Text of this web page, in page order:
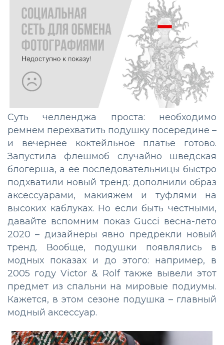
Суть челленджа проста: необходимо
ремнем перехватить подушку посередине –
и вечернее коктейльное платье готово.
Запустила флешмоб случайно шведская
блогерша, а ее последовательницы быстро
подхватили новый тренд: дополнили образ
аксессуарами, макияжем и туфлями на
высоких каблуках. Но если быть честными,
давайте вспомним показ Gucci весна-лето
2020 – дизайнеры явно предрекли новый
тренд. Вообще, подушки появлялись в
модных показах и до этого: например, в
2005 году Victor & Rolf также вывели этот
предмет из спальни на мировые подиумы.
Кажется, в этом сезоне подушка – главный
модный аксессуар.